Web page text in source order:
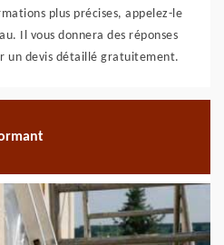
plus précises, appelez-le
Il vous donnera des réponses
un devis détaillé gratuitement.